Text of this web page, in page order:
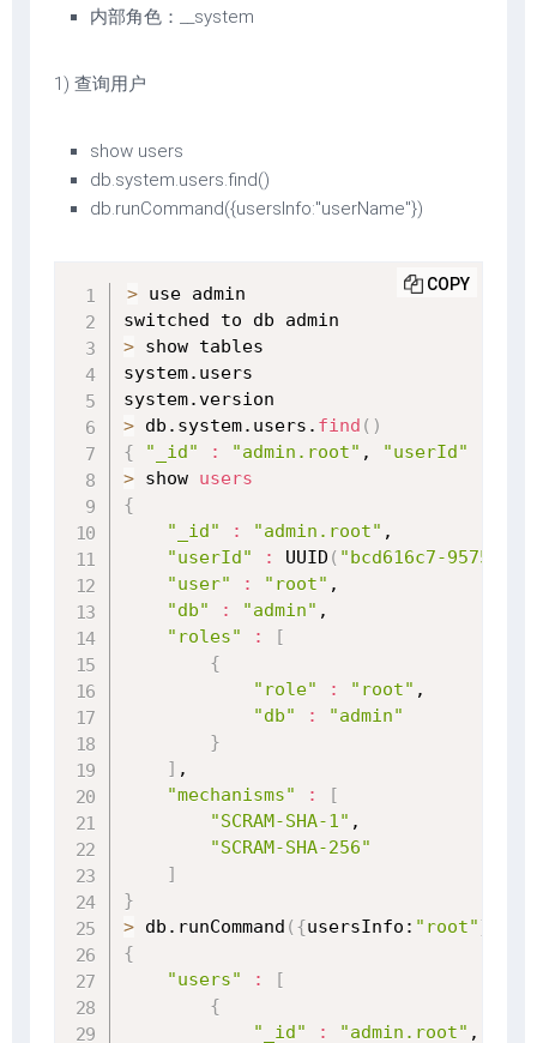
内部角色：__system
1) 查询用户
show users
db.system.users.find()
db.runCommand({usersInfo:"userName"})
> use admin
> show tables
system.users
> db.system.users. find ( )
{
"_id" : "admin.root" , "userId"
> show users
{
"_id"
: "admin.root" ,
"userId"
: UUID ( "bcd616c7-9575-
"user"
: "root" ,
"db"
: "admin" ,
"roles"
:
[
{
"role"
: "root" ,
"db"
:
"admin"
}
] ,
"mechanisms"
:
[
"SCRAM-SHA-1" ,
"SCRAM-SHA-256"
]
}
> db.runCommand ( {usersInfo: "root"}
{
"users"
:
[
{
"_id"
: "admin.root" ,
COPY